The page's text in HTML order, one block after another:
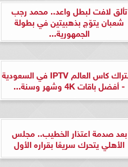
تألق لافت لبطل واعد.. محمد رجب
شعبان يتوّج بذهبيتين في بطولة
الجمهورية...
اشتراك كاس العالم IPTV في السعودية
- أفضل باقات 4K وشهر وسنة...
بعد صدمة اعتذار الخطيب.. مجلس
الأهلي يتحرك سريعًا بقراره الأول